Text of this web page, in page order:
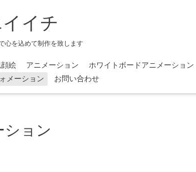
イチ
心を込めて制作を致します
絵 アニメーション
ホワイトボードアニメーション
メーション お問い合わせ
ション